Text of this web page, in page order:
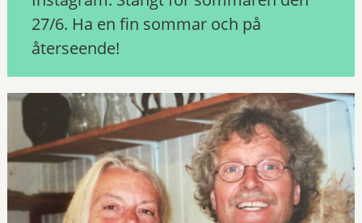
27/6. Ha en fin sommar och på
återseende!